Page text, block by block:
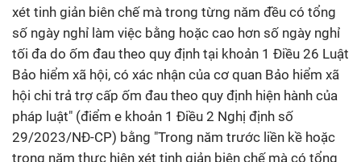
xét tinh giản biên chế mà trong từng năm đều có tổng
số ngày nghỉ làm việc bằng hoặc cao hơn số ngày nghỉ
tối đa do ốm đau theo quy định tại khoản 1 Điều 26 Luật
Bảo hiểm xã hội, có xác nhận của cơ quan Bảo hiểm xã
hội chi trả trợ cấp ốm đau theo quy định hiện hành của
pháp luật" (điểm e khoản 1 Điều 2 Nghị định số
29/2023/NĐ-CP) bằng "Trong năm trước liền kề hoặc
trong năm thực hiện xét tinh giản biên chế mà có tổng